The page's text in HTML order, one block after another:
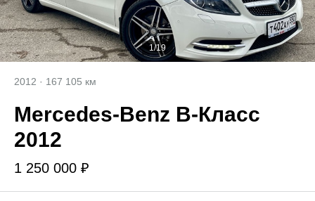
1/19
2012 · 167 105 км
Mercedes‑Benz B-Класс
2012
1 250 000 ₽